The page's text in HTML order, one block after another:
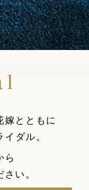
嫁とともに
ダル。
ら
い。